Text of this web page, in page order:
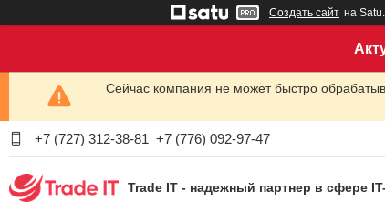
Создать сайт на
Сейчас компания не может быстро
+7 (727) 312-38-81 +7 (776) 092-97-47
Trade IT - надежный партнер в сфере